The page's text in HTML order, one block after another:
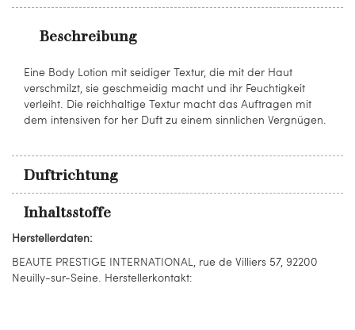
Beschreibung
Eine Body Lotion mit seidiger Textur, die mit der Haut
verschmilzt, sie geschmeidig macht und ihr Feuchtigkeit
verleiht. Die reichhaltige Textur macht das Auftragen mit
dem intensiven for her Duft zu einem sinnlichen Vergnügen.
Duftrichtung
Inhaltsstoffe
Herstellerdaten:
BEAUTE PRESTIGE INTERNATIONAL, rue de Villiers 57, 92200
Neuilly-sur-Seine. Herstellerkontakt: